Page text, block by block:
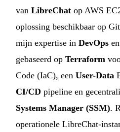
van LibreChat op AWS
oplossing beschikbaar op
mijn expertise in DevOps en
gebaseerd op Terraform
Code (IaC), een User-Data
CI/CD pipeline en
Systems Manager (SSM).
operationele LibreChat-